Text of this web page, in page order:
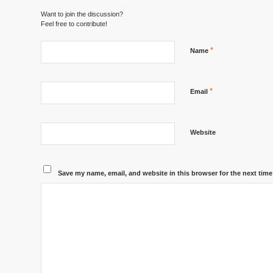
Want to join the discussion?
Feel free to contribute!
Name *
Email *
Website
Save my name, email, and website in this browser for the next